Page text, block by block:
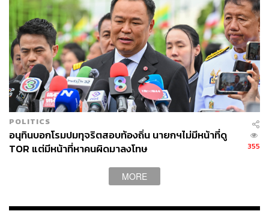
POLITICS
อนุทินบอกโรมปมทุจริตสอบท้องถิ่น นายกฯไม่มีหน้าที่ดู
TOR แต่มีหน้าที่หาคนผิดมาลงโทษ
355
MORE